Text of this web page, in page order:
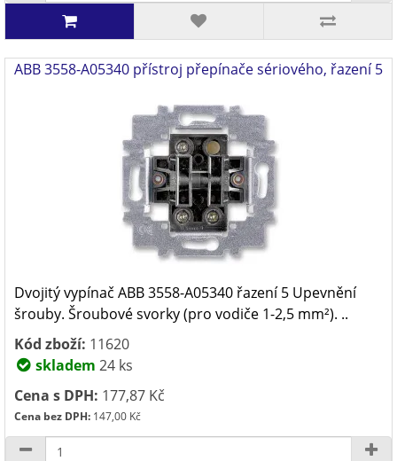
ABB 3558-A05340 přístroj přepínače sériového, řazení 5
Dvojitý vypínač ABB 3558-A05340 řazení 5 Upevnění
šrouby. Šroubové svorky (pro vodiče 1-2,5 mm²). ..
Kód zboží: 11620
skladem 24 ks
Cena s DPH: 177,87 Kč
Cena bez DPH: 147,00 Kč